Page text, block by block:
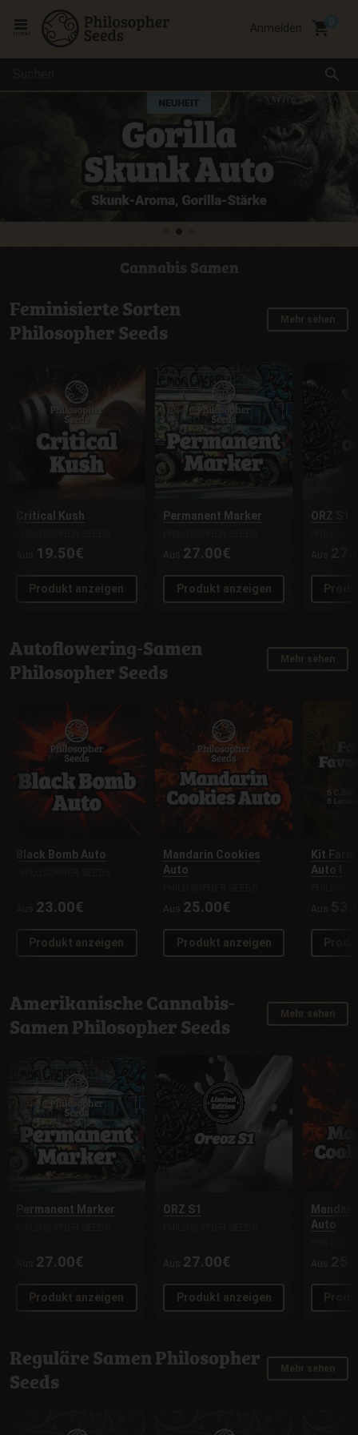
search
Anmelden local_grocery_store
Cannabis Samen
Feminisierte Sorten
Philosopher Seeds
Mehr sehen
Critical Kush
19.50€
Produkt anzeigen
Permanent Marker
Aus 27.00€
Produkt anzeigen
ORZ S1
Aus
Autoflowering-Samen
Philosopher Seeds
Mehr sehen
Black Bomb Auto
23.00€
Produkt anzeigen
Mandarin Cookies
Auto
Aus 25.00€
Produkt anzeigen
Kit
Auto I
Aus
Amerikanische Cannabis-
Samen Philosopher Seeds
Mehr sehen
Permanent Marker
27.00€
Produkt anzeigen
ORZ S1
Aus 27.00€
Produkt anzeigen
Auto
Aus
Reguläre Samen Philosopher
Seeds
Mehr sehen